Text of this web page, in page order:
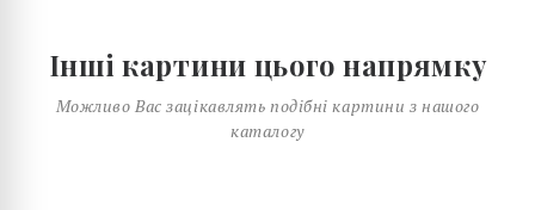
Інші картини цього напрямку
Можливо Вас зацікавлять подібні картини з нашого
каталогу